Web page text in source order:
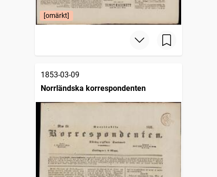
[omärkt]
1853-03-09
Norrländska korrespondenten